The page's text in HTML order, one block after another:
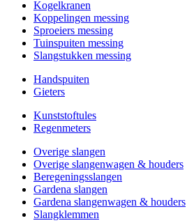
Kogelkranen
Koppelingen messing
Sproeiers messing
Tuinspuiten messing
Slangstukken messing
Handspuiten
Gieters
Kunststoftules
Regenmeters
Overige slangen
Overige slangenwagen & houders
Beregeningsslangen
Gardena slangen
Gardena slangenwagen & houders
Slangklemmen